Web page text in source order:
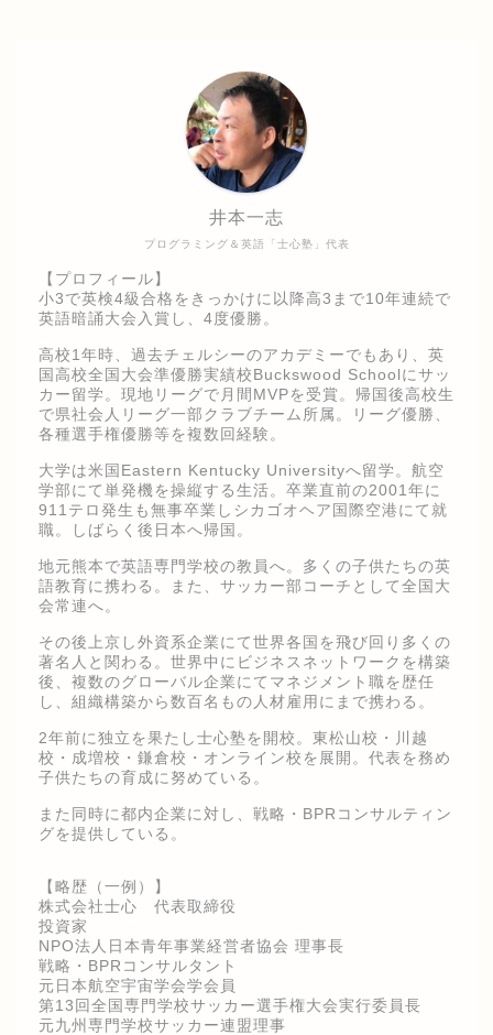
プログラミング＆英語「士心塾」代表
井本一志
【プロフィール】
小3で英検4級合格をきっかけに以降高3まで10年連続で
英語暗誦大会入賞し、4度優勝。
高校1年時、過去チェルシーのアカデミーでもあり、英
国高校全国大会準優勝実績校Buckswood Schoolにサッ
カー留学。現地リーグで月間MVPを受賞。帰国後高校生
で県社会人リーグ一部クラブチーム所属。リーグ優勝、
各種選手権優勝等を複数回経験。
大学は米国Eastern Kentucky Universityへ留学。航空
学部にて単発機を操縦する生活。卒業直前の2001年に
911テロ発生も無事卒業しシカゴオヘア国際空港にて就
職。しばらく後日本へ帰国。
地元熊本で英語専門学校の教員へ。多くの子供たちの英
語教育に携わる。また、サッカー部コーチとして全国大
会常連へ。
その後上京し外資系企業にて世界各国を飛び回り多くの
著名人と関わる。世界中にビジネスネットワークを構築
後、複数のグローバル企業にてマネジメント職を歴任
し、組織構築から数百名もの人材雇用にまで携わる。
2年前に独立を果たし士心塾を開校。東松山校・川越
校・成増校・鎌倉校・オンライン校を展開。代表を務め
子供たちの育成に努めている。
また同時に都内企業に対し、戦略・BPRコンサルティン
グを提供している。
【略歴（一例）】
株式会社士心 代表取締役
投資家
NPO法人日本青年事業経営者協会 理事長
戦略・BPRコンサルタント
元日本航空宇宙学会学会員
第13回全国専門学校サッカー選手権大会実行委員長
元九州専門学校サッカー連盟理事